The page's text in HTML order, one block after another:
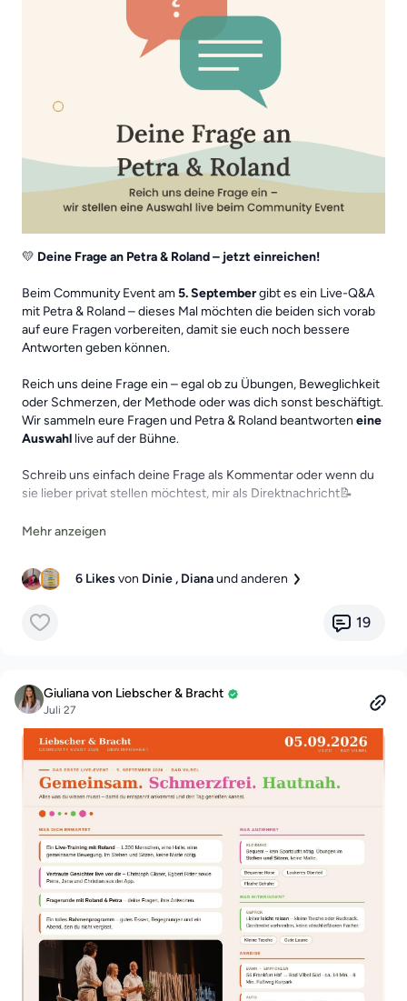
💛 Deine Frage an Petra & Roland – jetzt einreichen!
Beim Community Event am5. Septembergibt es ein Live-Q&A
mit Petra & Roland – dieses Mal möchten die beiden sich vorab
auf eure Fragen vorbereiten, damit sie euch noch bessere
Antworten geben können.
Reich uns deine Frage ein – egal ob zu Übungen, Beweglichkeit
oder Schmerzen, der Methode oder was dich sonst beschäftigt.
Wir sammeln eure Fragen und Petra & Roland beantworten eine
Auswahl live auf der Bühne.
Schreib uns einfach deine Frage als Kommentar oder wenn du
sie lieber privat stellen möchtest, mir als Direktnachricht📝
Wir sind schon gespannt, was euch bewegt!
Liebe Grüße,
Giuliana 💛6 Likes von Dinie , Dianaund anderen
19
Giuliana von Liebscher & Bracht
Juli 27